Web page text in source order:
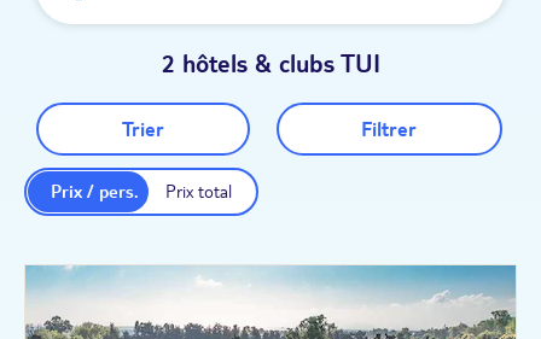
2 hôtels & clubs TUI
Trier Filtrer
Prix total
Prix / pers.